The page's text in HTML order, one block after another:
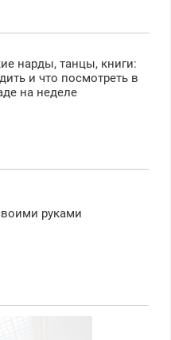
нарды, танцы, книги:
и что посмотреть в
на неделе
руками